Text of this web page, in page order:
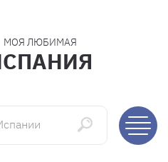
МОЯ ЛЮБИМАЯ